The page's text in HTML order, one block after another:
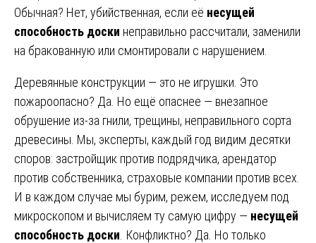
Обычная? Нет, убийственная, если её несущей
способность доски неправильно рассчитали, заменили
на бракованную или смонтировали с нарушением.
Деревянные конструкции — это не игрушки. Это
пожароопасно? Да. Но ещё опаснее — внезапное
обрушение из-за гнили, трещины, неправильного сорта
древесины. Мы, эксперты, каждый год видим десятки
споров: застройщик против подрядчика, арендатор
против собственника, страховые компании против всех.
И в каждом случае мы бурим, режем, исследуем под
микроскопом и вычисляем ту самую цифру — несущей
способность доски . Конфликтно? Да. Но только